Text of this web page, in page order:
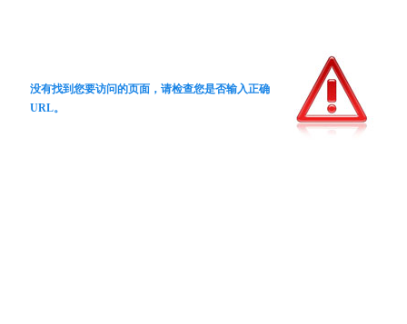
没有找到您要访问的页面，请检查您是否输入正确
URL。